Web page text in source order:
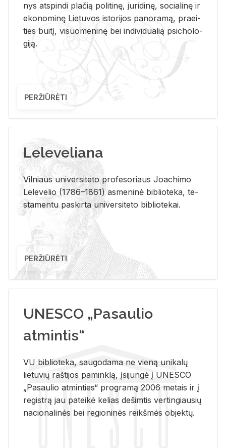
nys at­spin­di pla­čią po­li­ti­nę, ju­ri­di­nę, so­cia­li­nę ir
eko­no­mi­nę Lie­tu­vos is­to­ri­jos pa­no­ra­mą, pra­ei­
ties bui­tį, vi­suo­me­ni­nę bei in­di­vi­dua­lią psi­cho­lo­
gi­ją.
PERŽIŪRĖTI
Leleveliana
Vil­niaus uni­ver­si­te­to pro­fe­so­riaus Jo­a­chi­mo
Le­le­ve­lio (1786–1861) as­me­ni­nė bi­b­lio­te­ka, te­
sta­men­tu pa­skir­ta uni­ver­si­te­to bi­b­lio­te­kai.
PERŽIŪRĖTI
UNESCO „Pasaulio
atmintis“
VU biblioteka, saugodama ne vieną unikalų
lietuvių raštijos paminklą, įsijungė į UNESCO
„Pasaulio atminties“ programą 2006 metais ir į
registrą jau pateikė kelias dešimtis vertingiausių
nacionalinės bei regioninės reikšmės objektų.